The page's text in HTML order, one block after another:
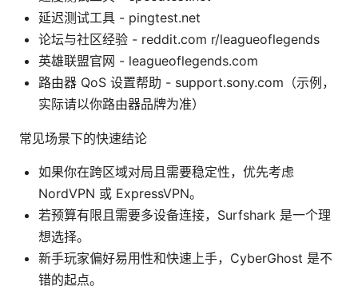
延迟测试工具 - pingtest.net
论坛与社区经验 - reddit.com r/leagueoflegends
英雄联盟官网 - leagueoflegends.com
路由器 QoS 设置帮助 - support.sony.com（示例，
实际请以你路由器品牌为准）
常见场景下的快速结论
如果你在跨区域对局且需要稳定性，优先考虑
NordVPN 或 ExpressVPN。
若预算有限且需要多设备连接，Surfshark 是一个理
想选择。
新手玩家偏好易用性和快速上手，CyberGhost 是不
错的起点。